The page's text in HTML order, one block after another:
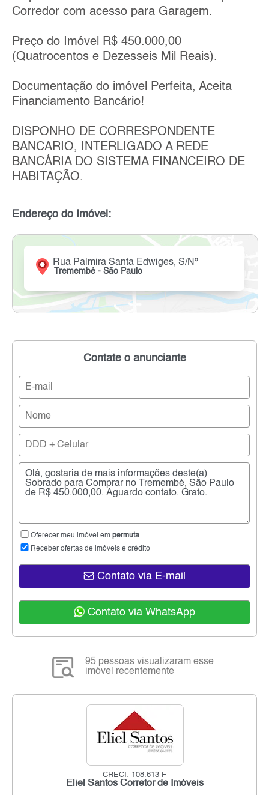
Corredor com acesso para Garagem.
Preço do Imóvel R$ 450.000,00
(Quatrocentos e Dezesseis Mil Reais).
Documentação do imóvel Perfeita, Aceita
Financiamento Bancário!
DISPONHO DE CORRESPONDENTE
BANCARIO, INTERLIGADO A REDE
BANCÁRIA DO SISTEMA FINANCEIRO DE
HABITAÇÃO.
Endereço do Imóvel:
Rua Palmira Santa Edwiges, S/Nº
Tremembé - São Paulo
Contate o anunciante
Oferecer meu imóvel em permuta
Receber ofertas de imóveis e crédito
Contato via E-mail
Contato via WhatsApp
95 pessoas visualizaram esse
imóvel recentemente
CRECI: 108.613-F
Eliel Santos Corretor de Imóveis